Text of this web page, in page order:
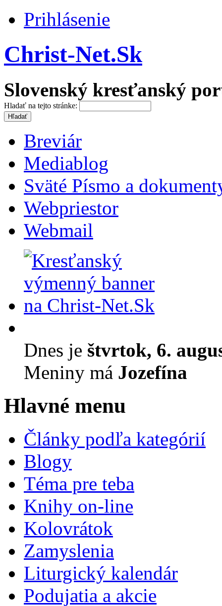
Prihlásenie
Christ-Net.Sk
Slovenský kresťanský
Hladať na tejto stránke:
Breviár
Mediablog
Sväté Písmo a
Webpriestor
Webmail
Dnes je štvrtok, 6.
Meniny má Jozefína
Hlavné menu
Články podľa kategórií
Blogy
Téma pre teba
Knihy on-line
Kolovrátok
Zamyslenia
Liturgický kalendár
Podujatia a akcie